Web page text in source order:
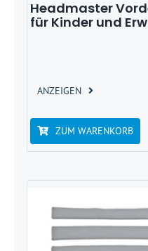
Headmaster
für Kinder und
ANZEIGEN
ZUM WARENKORB